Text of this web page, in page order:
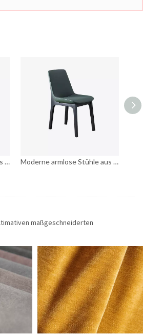
Moderne armlose Stühle aus Metall mit Lederkissen und Metall
maßgeschneiderten